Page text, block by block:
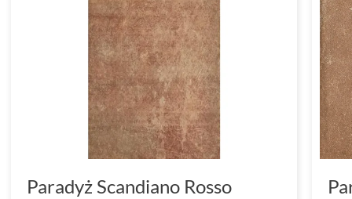
Paradyż Scandiano Rosso